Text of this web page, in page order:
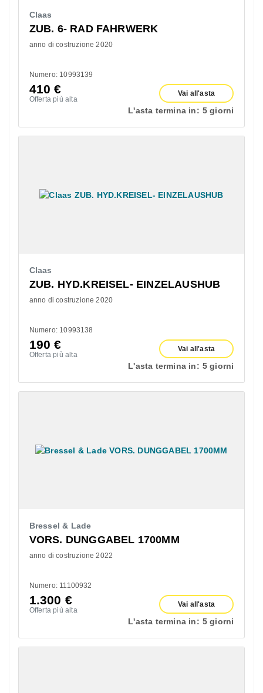
Claas
ZUB. 6- RAD FAHRWERK
anno di costruzione 2020
Numero: 10993139
410€
Offerta più alta
Vai all'asta
L'asta termina in: 5 giorni
Claas
ZUB. HYD.KREISEL- EINZELAUSHUB
anno di costruzione 2020
Numero: 10993138
190€
Offerta più alta
Vai all'asta
L'asta termina in: 5 giorni
Bressel & Lade
VORS. DUNGGABEL 1700MM
anno di costruzione 2022
Numero: 11100932
1.300 €
Offerta più alta
Vai all'asta
L'asta termina in: 5 giorni